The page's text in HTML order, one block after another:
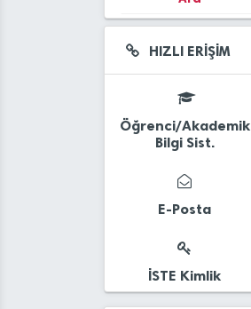
17
May
13
Oca
03
Ağu
25
Şub
17
Ara
17
Ara
HIZLI ERİŞİM
Öğrenci/Akademik
Bilgi Sist.
E-Posta
İSTE Kimlik